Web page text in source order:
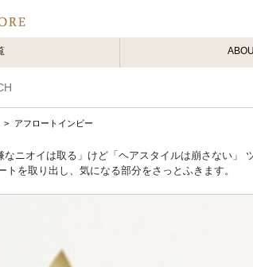
> アフロートインビー
ニオイは取る」けど「ヘアスタイルは崩さない
を取り出し、気になる部分をさっとふきます。